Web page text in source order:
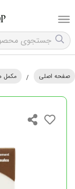
صفحه اصلی /